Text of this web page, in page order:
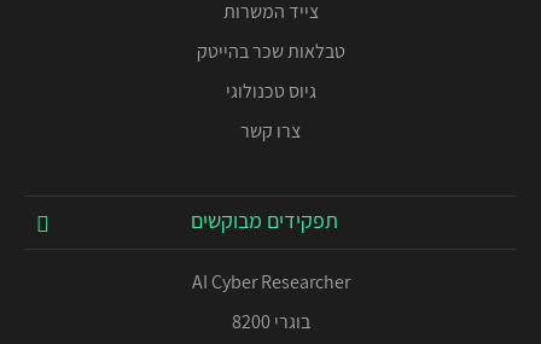
צייד המשרות
טבלאות שכר בהייטק
גיוס טכנולוגי
צרו קשר
תפקידים מבוקשים
AI Cyber Researcher
בוגרי 8200